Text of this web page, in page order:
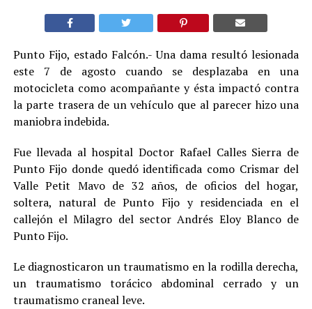
Punto Fijo, estado Falcón.- Una dama resultó lesionada
este 7 de agosto cuando se desplazaba en una
motocicleta como acompañante y ésta impactó contra
la parte trasera de un vehículo que al parecer hizo una
maniobra indebida.
Fue llevada al hospital Doctor Rafael Calles Sierra de
Punto Fijo donde quedó identificada como Crismar del
Valle Petit Mavo de 32 años, de oficios del hogar,
soltera, natural de Punto Fijo y residenciada en el
callejón el Milagro del sector Andrés Eloy Blanco de
Punto Fijo.
Le diagnosticaron un traumatismo en la rodilla derecha,
un traumatismo torácico abdominal cerrado y un
traumatismo craneal leve.